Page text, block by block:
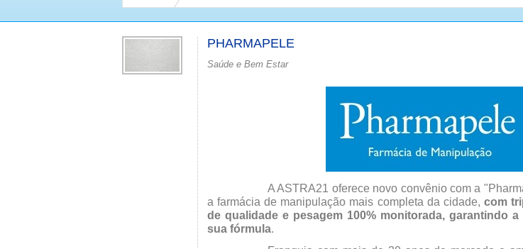
PHARMAPELE
Saúde e Bem Estar
A ASTRA21 oferece novo convênio com a
a farmácia de manipulação mais completa da cidade, com
de qualidade e pesagem 100% monitorada, garantindo a
sua fórmula.